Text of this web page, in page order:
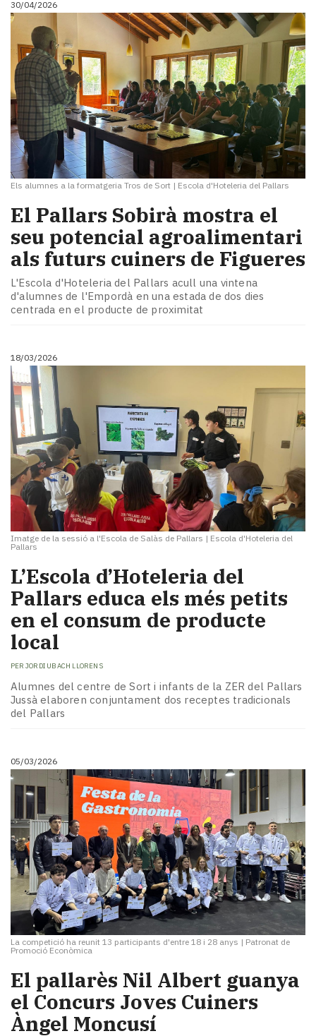
i
turisme
Cultura
Esports
Mai
tant!
TV
mitjans
El
temps
Reportatges
Entrevistes
Enquestes
A
escena!
Dis
la
teva!
newsletter
del
Pallars
Contingut
patrocinat
Lo
més
llegit...
Editorial
30/04/2026
Els alumnes a la formatgeria Tros de Sort | Escola d'Hoteleria del Pallars
El Pallars Sobirà mostra el
seu potencial agroalimentari
als futurs cuiners de Figueres
L'Escola d'Hoteleria del Pallars acull una vintena
d'alumnes de l'Empordà en una estada de dos dies
centrada en el producte de proximitat
18/03/2026
Imatge de la sessió a l'Escola de Salàs de Pallars | Escola d'Hoteleria del
Pallars
L’Escola d’Hoteleria del
Pallars educa els més petits
en el consum de producte
local
PER JORDI UBACH LLORENS
Alumnes del centre de Sort i infants de la ZER del Pallars
Jussà elaboren conjuntament dos receptes tradicionals
del Pallars
05/03/2026
La competició ha reunit 13 participants d'entre 18 i 28 anys | Patronat de
Promoció Econòmica
El pallarès Nil Albert guanya
el Concurs Joves Cuiners
Àngel Moncusí